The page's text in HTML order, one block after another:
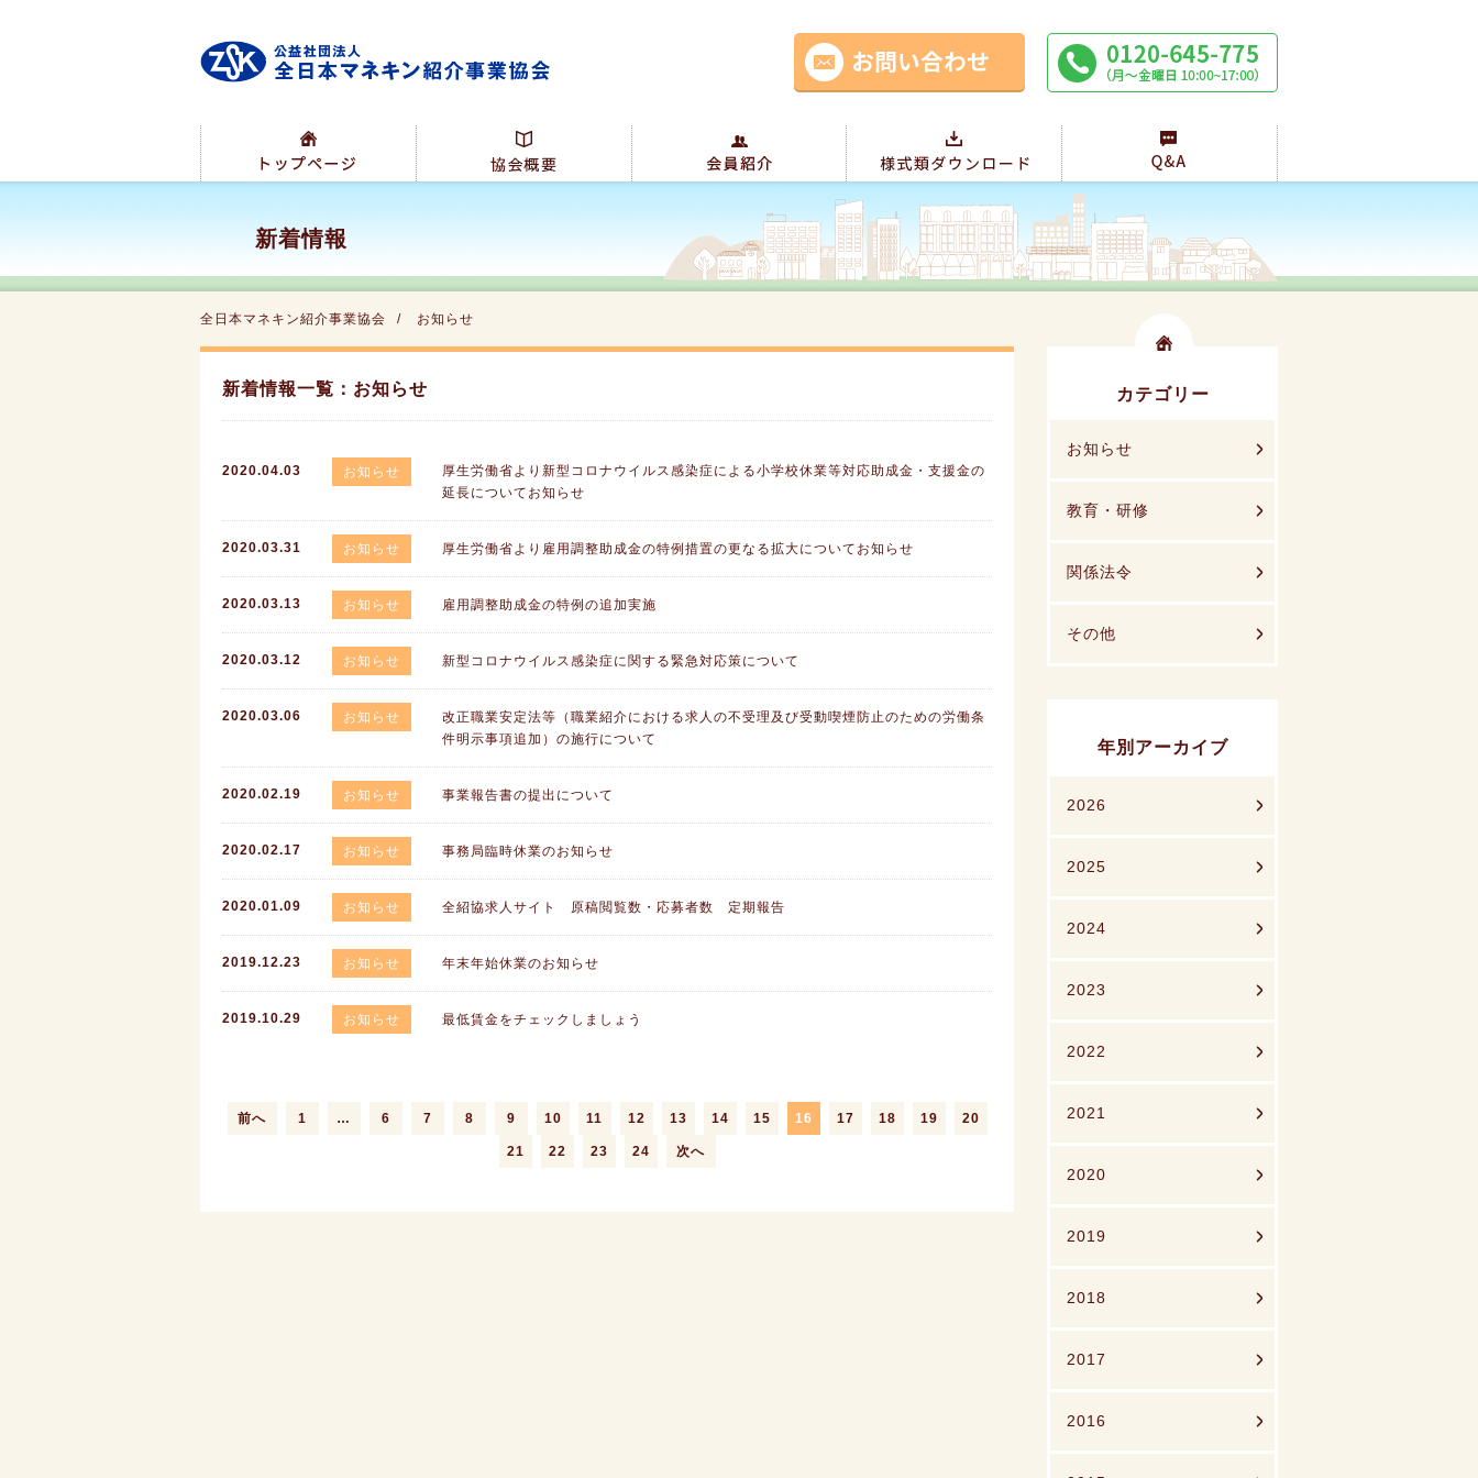
新着情報
全日本マネキン紹介事業協会 お知らせ
新着情報一覧：お知らせ
2020.04.03 お知らせ
厚生労働省より新型コロナウイルス感染症による小学校休業等対応助成金・支援金の
延長についてお知らせ
2020.03.31 お知らせ 厚生労働省より雇用調整助成金の特例措置の更なる拡大についてお知らせ
2020.03.13 お知らせ 雇用調整助成金の特例の追加実施
2020.03.12 お知らせ 新型コロナウイルス感染症に関する緊急対応策について
2020.03.06 お知らせ
改正職業安定法等（職業紹介における求人の不受理及び受動喫煙防止のための労働条
件明示事項追加）の施行について
2020.02.19 お知らせ 事業報告書の提出について
2020.02.17 お知らせ 事務局臨時休業のお知らせ
2020.01.09 お知らせ 全紹協求人サイト 原稿閲覧数・応募者数 定期報告
2019.12.23 お知らせ 年末年始休業のお知らせ
2019.10.29 お知らせ 最低賃金をチェックしましょう
前へ 1 … 6 7 8 9 10 11 12 13 14 15 16 17 18 19 20
21 22 23 24 次へ
カテゴリー
お知らせ
教育・研修
関係法令
その他
年別アーカイブ
2026
2025
2024
2023
2022
2021
2020
2019
2018
2017
2016